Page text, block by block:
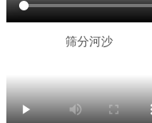
筛分河沙